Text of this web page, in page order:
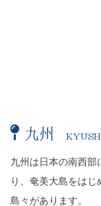
九州
九州は日本の南西部
り、奄美大島をは
島々があります。
SAGA